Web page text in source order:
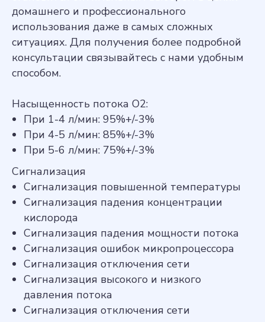
домашнего и профессионального
использования даже в самых сложных
ситуациях. Для получения более подробной
консультации связывайтесь с нами удобным
способом.
Насыщенность потока О2:
При 1-4 л/мин: 95%+/-3%
При 4-5 л/мин: 85%+/-3%
При 5-6 л/мин: 75%+/-3%
Сигнализация
Сигнализация повышенной температуры
Сигнализация падения концентрации
кислорода
Сигнализация падения мощности потока
Сигнализация ошибок микропроцессора
Сигнализация отключения сети
Сигнализация высокого и низкого
давления потока
Сигнализация отключения сети